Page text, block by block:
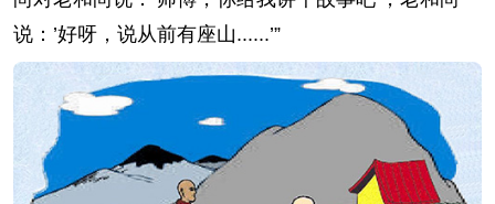
说：’好呀，说从前有座山......’”